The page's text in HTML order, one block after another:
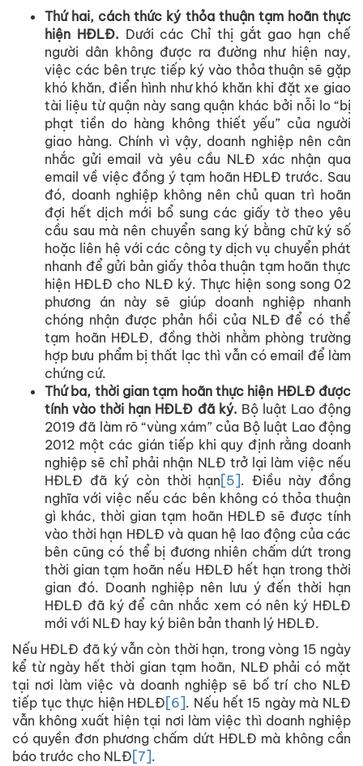
Thứ hai, cách thức ký thỏa thuận tạm hoãn thực
hiện HĐLĐ. Dưới các Chỉ thị gắt gao hạn chế
người dân không được ra đường như hiện nay,
việc các bên trực tiếp ký vào thỏa thuận sẽ gặp
khó khăn, điển hình như khó khăn khi đặt xe giao
tài liệu từ quận này sang quận khác bởi nỗi lo “bị
phạt tiền do hàng không thiết yếu” của người
giao hàng. Chính vì vậy, doanh nghiệp nên cân
nhắc gửi email và yêu cầu NLĐ xác nhận qua
email về việc đồng ý tạm hoãn HĐLĐ trước. Sau
đó, doanh nghiệp không nên chủ quan trì hoãn
đợi hết dịch mới bổ sung các giấy tờ theo yêu
cầu sau mà nên chuyển sang ký bằng chữ ký số
hoặc liên hệ với các công ty dịch vụ chuyển phát
nhanh để gửi bản giấy thỏa thuận tạm hoãn thực
hiện HĐLĐ cho NLĐ ký. Thực hiện song song 02
phương án này sẽ giúp doanh nghiệp nhanh
chóng nhận được phản hồi của NLĐ để có thể
tạm hoãn HĐLĐ, đồng thời nhằm phòng trường
hợp bưu phẩm bị thất lạc thì vẫn có email để làm
chứng cứ.
Thứ ba, thời gian tạm hoãn thực hiện HĐLĐ được
tính vào thời hạn HĐLĐ đã ký. Bộ luật Lao động
2019 đã làm rõ “vùng xám” của Bộ luật Lao động
2012 một các gián tiếp khi quy định rằng doanh
nghiệp sẽ chỉ phải nhận NLĐ trở lại làm việc nếu
HĐLĐ đã ký còn thời hạn [5]. Điều này đồng
nghĩa với việc nếu các bên không có thỏa thuận
gì khác, thời gian tạm hoãn HĐLĐ sẽ được tính
vào thời hạn HĐLĐ và quan hệ lao động của các
bên cũng có thể bị đương nhiên chấm dứt trong
thời gian tạm hoãn nếu HĐLĐ hết hạn trong thời
gian đó. Doanh nghiệp nên lưu ý đến thời hạn
HĐLĐ đã ký để cân nhắc xem có nên ký HĐLĐ
mới với NLĐ hay ký biên bản thanh lý HĐLĐ.
Nếu HĐLĐ đã ký vẫn còn thời hạn, trong vòng 15 ngày
kể từ ngày hết thời gian tạm hoãn, NLĐ phải có mặt
tại nơi làm việc và doanh nghiệp sẽ bố trí cho NLĐ
tiếp tục thực hiện HĐLĐ [6]. Nếu hết 15 ngày mà NLĐ
vẫn không xuất hiện tại nơi làm việc thì doanh nghiệp
có quyền đơn phương chấm dứt HĐLĐ mà không cần
báo trước cho NLĐ [7].